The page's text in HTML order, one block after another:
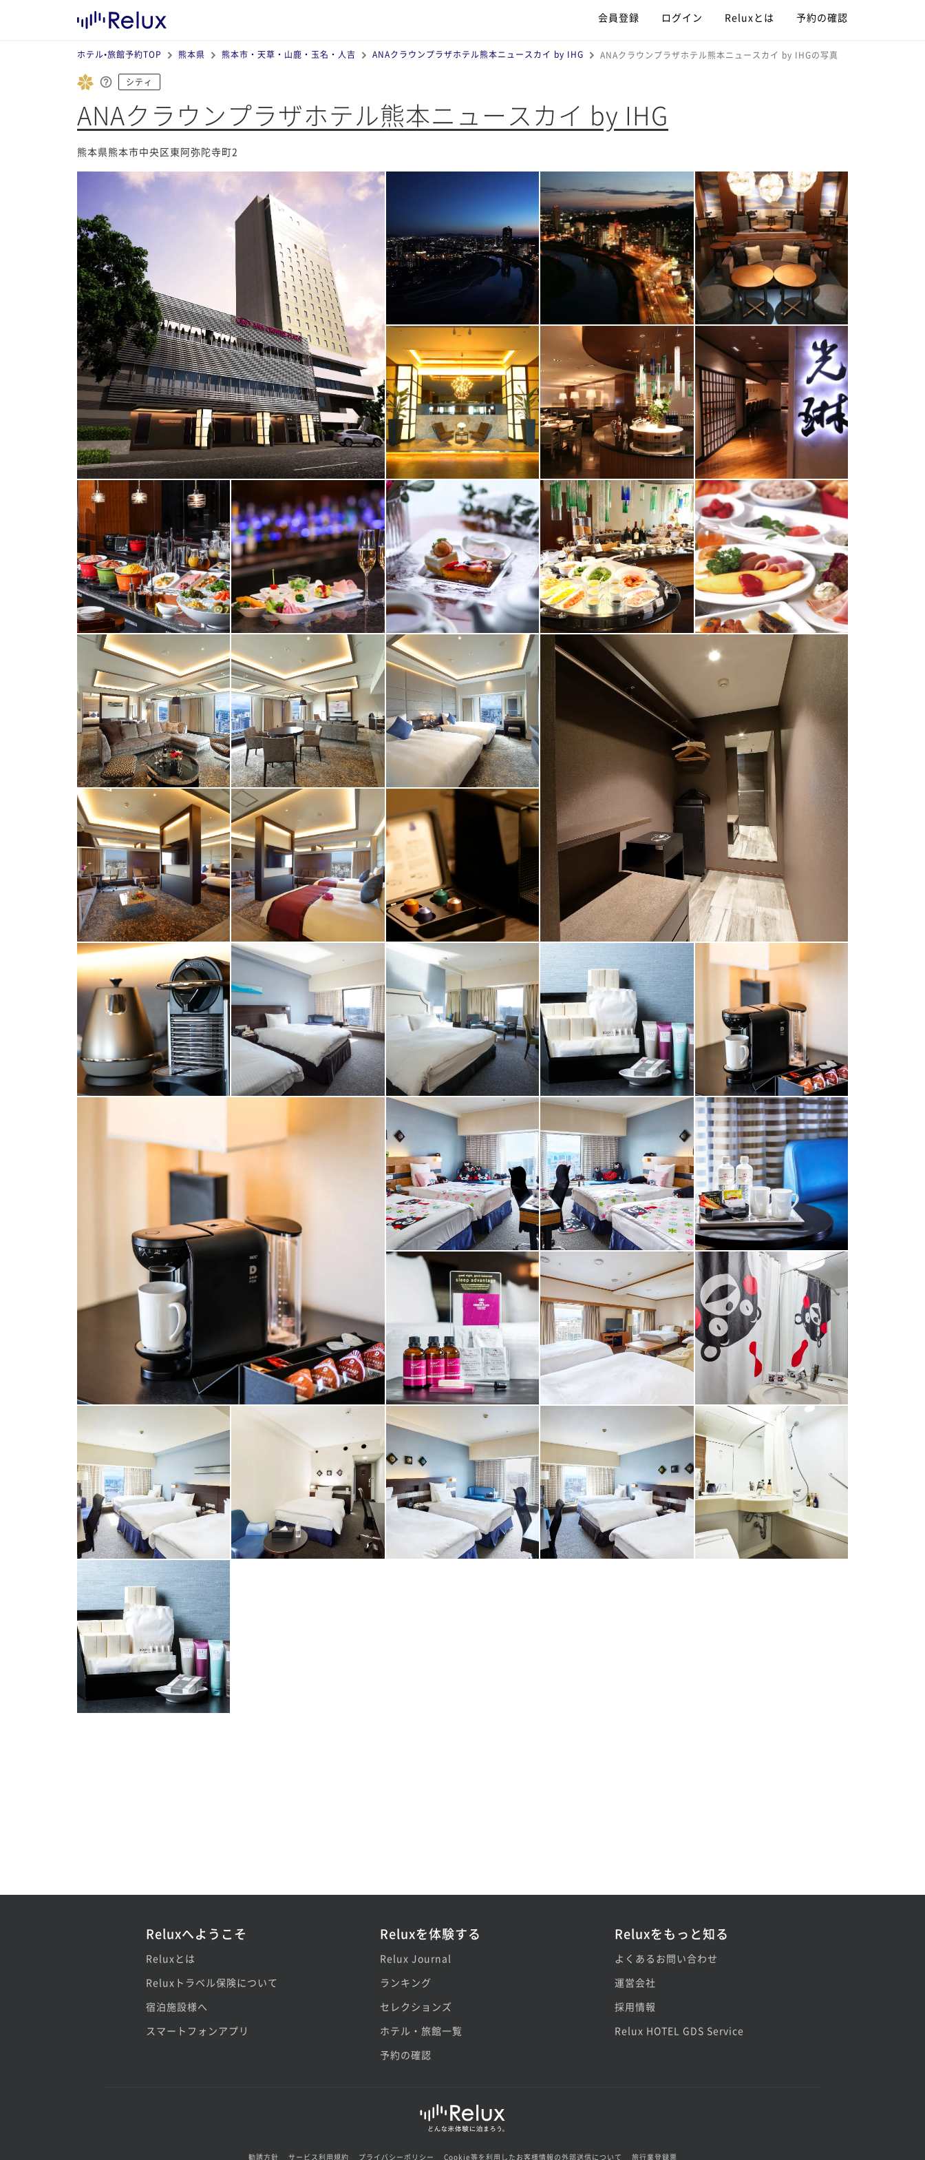
会員登録 ログイン Reluxとは 予約の確認
ホテル•旅館予約TOP 熊本県 熊本市・天草・山鹿・玉名・人吉 ANAクラウンプラザホテル熊本ニュースカイ by IHG ANAクラウンプラザホテル熊本ニュースカイ by IHGの写真
シティ
ANAクラウンプラザホテル熊本ニュースカイ by IHG
熊本県熊本市中央区東阿弥陀寺町2
Reluxへようこそ
Reluxとは
Reluxトラベル保険について
宿泊施設様へ
スマートフォンアプリ
Reluxを体験する
Relux Journal
ランキング
セレクションズ
ホテル・旅館一覧
予約の確認
Reluxをもっと知る
よくあるお問い合わせ
運営会社
採用情報
Relux HOTEL GDS Service
勧誘方針 サービス利用規約 プライバシーポリシー Cookie等を利用したお客様情報の外部送信について 旅行業登録票